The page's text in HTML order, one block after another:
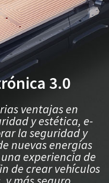
3.0
ventajas en
y estética, e-
la seguridad y
nuevas energías
experiencia de
de crear vehículos